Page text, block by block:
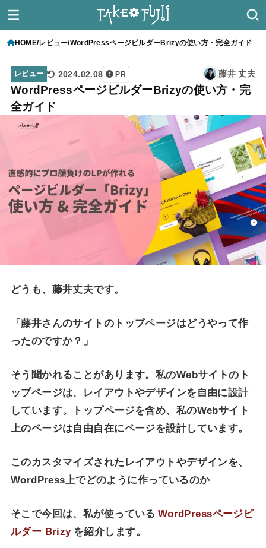
HOME レビュー WordPressページビルダーBrizyの使い方・完全ガイド
レビュー 2024.02.08 PR 藤井 丈夫
WordPressページビルダーBrizyの使い方・完
全ガイド
どうも、藤井丈夫です。
「藤井さんのサイトのトップページはどうやって作
ったのですか？」
そう聞かれることがあります。私のWebサイトのト
ップページは、レイアウトやデザインを自由に設計
しています。トップページを含め、私のWebサイト
上のページは自由自在にページを設計しています。
このカスタマイズされたレイアウトやデザインを、
WordPress上でどのように作っているのか
そこで今回は、私が使っている WordPressページビ
ルダー Brizy を紹介します。